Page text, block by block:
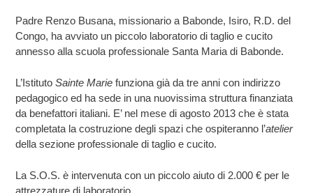
Padre Renzo Busana, missionario a Babonde, Isiro, R.D. del
Congo, ha avviato un piccolo laboratorio di taglio e cucito
annesso alla scuola professionale Santa Maria di Babonde.
L’IstitutoSainte Marie funziona già da tre anni con indirizzo
pedagogico ed ha sede in una nuovissima struttura finanziata
da benefattori italiani. E’ nel mese di agosto 2013 che è stata
completata la costruzione degli spazi che ospiteranno l’atelier
della sezione professionale di taglio e cucito.
La S.O.S. è intervenuta con un piccolo aiuto di 2.000 € per le
attrezzature di laboratorio.